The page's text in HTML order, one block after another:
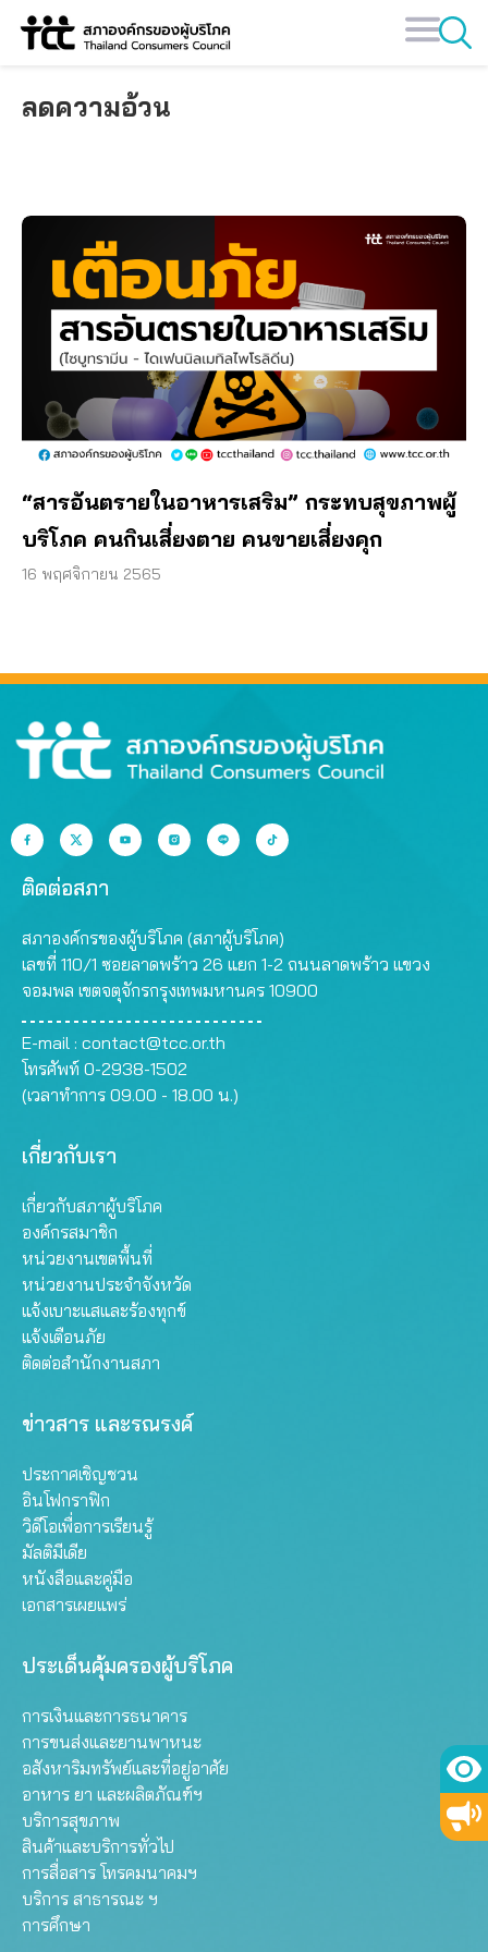
Skip
ลดความอ้วน
“สารอันตรายในอาหารเสริม” กระทบสุขภาพผู้
บริโภค คนกินเสี่ยงตาย คนขายเสี่ยงคุก
16 พฤศจิกายน 2565
ติดต่อสภา
สภาองค์กรของผู้บริโภค (สภาผู้บริโภค)
เลขที่ 110/1 ซอยลาดพร้าว 26 แยก 1-2 ถนนลาดพร้าว แขวง
จอมพล เขตจตุจักรกรุงเทพมหานคร 10900
E-mail : contact@tcc.or.th
โทรศัพท์ 0-2938-1502
(เวลาทำการ 09.00 - 18.00 น.)
เกี่ยวกับเรา
เกี่ยวกับสภาผู้บริโภค
องค์กรสมาชิก
หน่วยงานเขตพื้นที่
หน่วยงานประจำจังหวัด
แจ้งเบาะแสและร้องทุกข์
แจ้งเตือนภัย
ติดต่อสำนักงานสภา
ข่าวสาร และรณรงค์
ประกาศเชิญชวน
อินโฟกราฟิก
วิดีโอเพื่อการเรียนรู้
มัลติมีเดีย
หนังสือและคู่มือ
เอกสารเผยแพร่
ประเด็นคุ้มครองผู้บริโภค
การเงินและการธนาคาร
การขนส่งและยานพาหนะ
อสังหาริมทรัพย์และที่อยู่อาศัย
อาหาร ยา และผลิตภัณฑ์ฯ
บริการสุขภาพ
สินค้าและบริการทั่วไป
การสื่อสาร โทรคมนาคมฯ
บริการ สาธารณะ ฯ
การศึกษา